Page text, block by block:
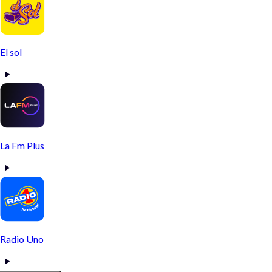
El sol
La Fm Plus
Radio Uno